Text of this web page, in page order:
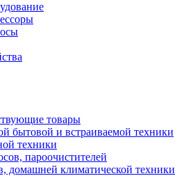
товары
бытовой и встраиваемой техники
техники
пароочистителей
домашней климатической техники